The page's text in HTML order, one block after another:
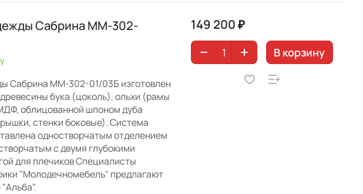
Сабрина ММ-302-
Сабрина ММ-302-01/03Б изготовлен
бука (цоколь), ольхи (рамы
облицованной шпоном дуба
стенки боковые). Система
одностворчатым отделением
с двумя глубокими
для плечиков Специалисты
"Молодечномебель" предлагают
149 200 ₽
В корзину